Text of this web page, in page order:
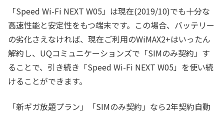
「Speed Wi-Fi NEXT W05」は現在(2019/10)でも十分な
高速性能と安定性をもつ端末です。この場合、バッテリー
の劣化さえなければ、現在ご利用のWiMAX2+はいったん
解約し、UQコミュニケーションズで「SIMのみ契約」す
ることで、引き続き「Speed Wi-Fi NEXT W05」を使い続
けることができます。
「新ギガ放題プラン」「SIMのみ契約」なら2年契約自動